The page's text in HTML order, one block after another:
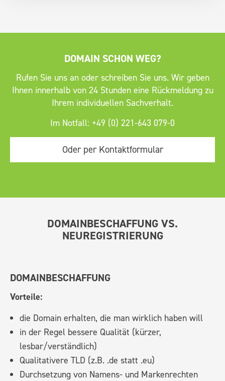
DOMAIN SCHON WEG?
Rufen Sie uns an oder schreiben Sie uns. Wir geben
Ihnen innerhalb von 24 Stunden eine Rückmeldung zu
Ihrem individuellen Sachverhalt.
Im Notfall: +49 (0) 221-643 079-0
Oder per Kontaktformular
DOMAINBESCHAFFUNG VS.
NEUREGISTRIERUNG
DOMAINBESCHAFFUNG
Vorteile:
die Domain erhalten, die man wirklich haben will
in der Regel bessere Qualität (kürzer,
lesbar/verständlich)
Qualitativere TLD (z.B. .de statt .eu)
Durchsetzung von Namens- und Markenrechten